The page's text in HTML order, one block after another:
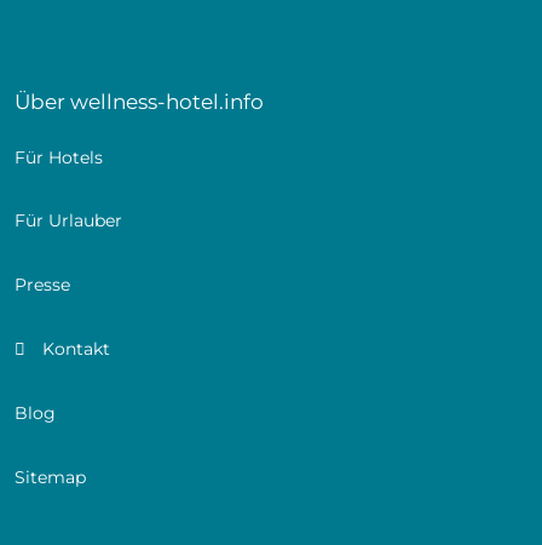
Clean WC
WLAN
Über wellness-hotel.info
Für Hotels
Für Urlauber
Presse
Kontakt
Blog
Sitemap